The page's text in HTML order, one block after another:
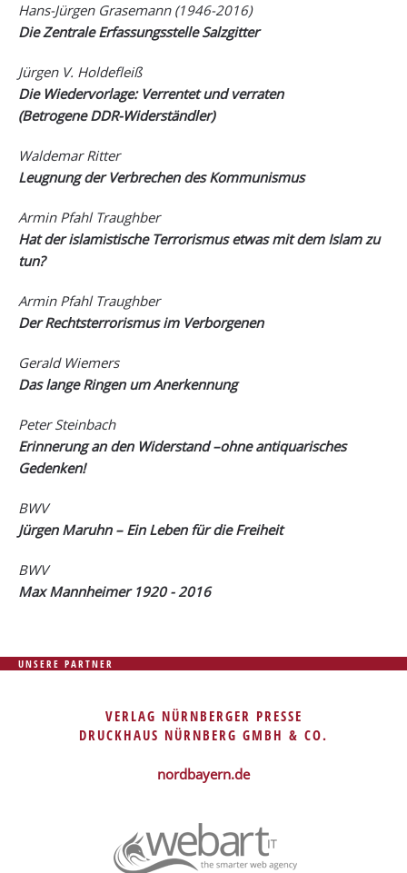
Hans-Jürgen Grasemann(1946-2016)
Die Zentrale Erfassungsstelle Salzgitter
Jürgen V. Holdefleiß
Die Wiedervorlage: Verrentet und verraten
(Betrogene DDR-Widerständler)
Waldemar Ritter
Leugnung der Verbrechen des Kommunismus
Armin Pfahl Traughber
Hat der islamistische Terrorismus etwas mit dem Islam zu
tun?
Armin Pfahl Traughber
Der Rechtsterrorismus im Verborgenen
Gerald Wiemers
Das lange Ringen um Anerkennung
Peter Steinbach
Erinnerung an den Widerstand –ohne antiquarisches
Gedenken!
BWV
Jürgen Maruhn – Ein Leben für die Freiheit
BWV
Max Mannheimer 1920 - 2016
UNSERE PARTNER
VERLAG NÜRNBERGER PRESSE
DRUCKHAUS NÜRNBERG GMBH & CO.
nordbayern.de